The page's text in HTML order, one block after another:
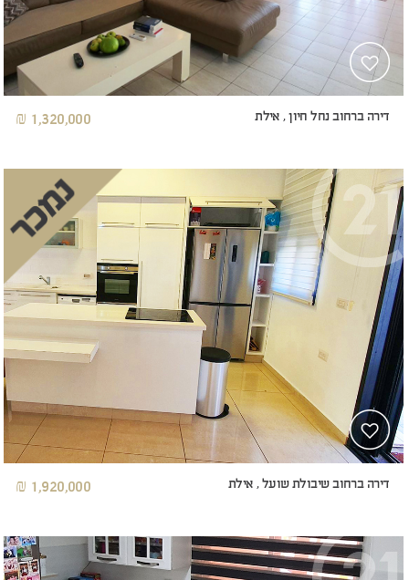
דירה ברחוב נחל חיון , אילת 1,320,000 ₪
דירה ברחוב שיבולת שועל , אילת 1,920,000 ₪